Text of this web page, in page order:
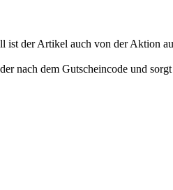
der Artikel auch von der Aktion
nach dem Gutscheincode und